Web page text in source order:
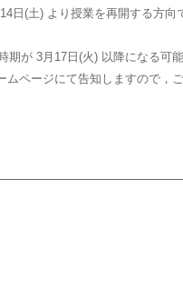
日(土) より授業を再開する方向
が 3月17日(火) 以降になる可能
ページにて告知しますので，